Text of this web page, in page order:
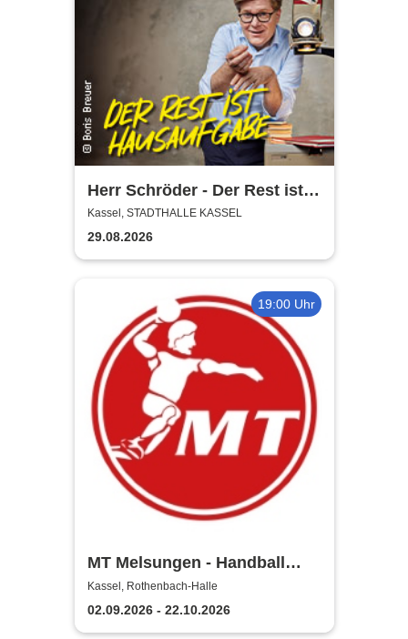
Herr Schröder - Der Rest ist
Hausaufgabe
Kassel, STADTHALLE KASSEL
29.08.2026
19:00 Uhr
MT Melsungen - Handball
Saison 2026/27
Kassel, Rothenbach-Halle
02.09.2026 - 22.10.2026